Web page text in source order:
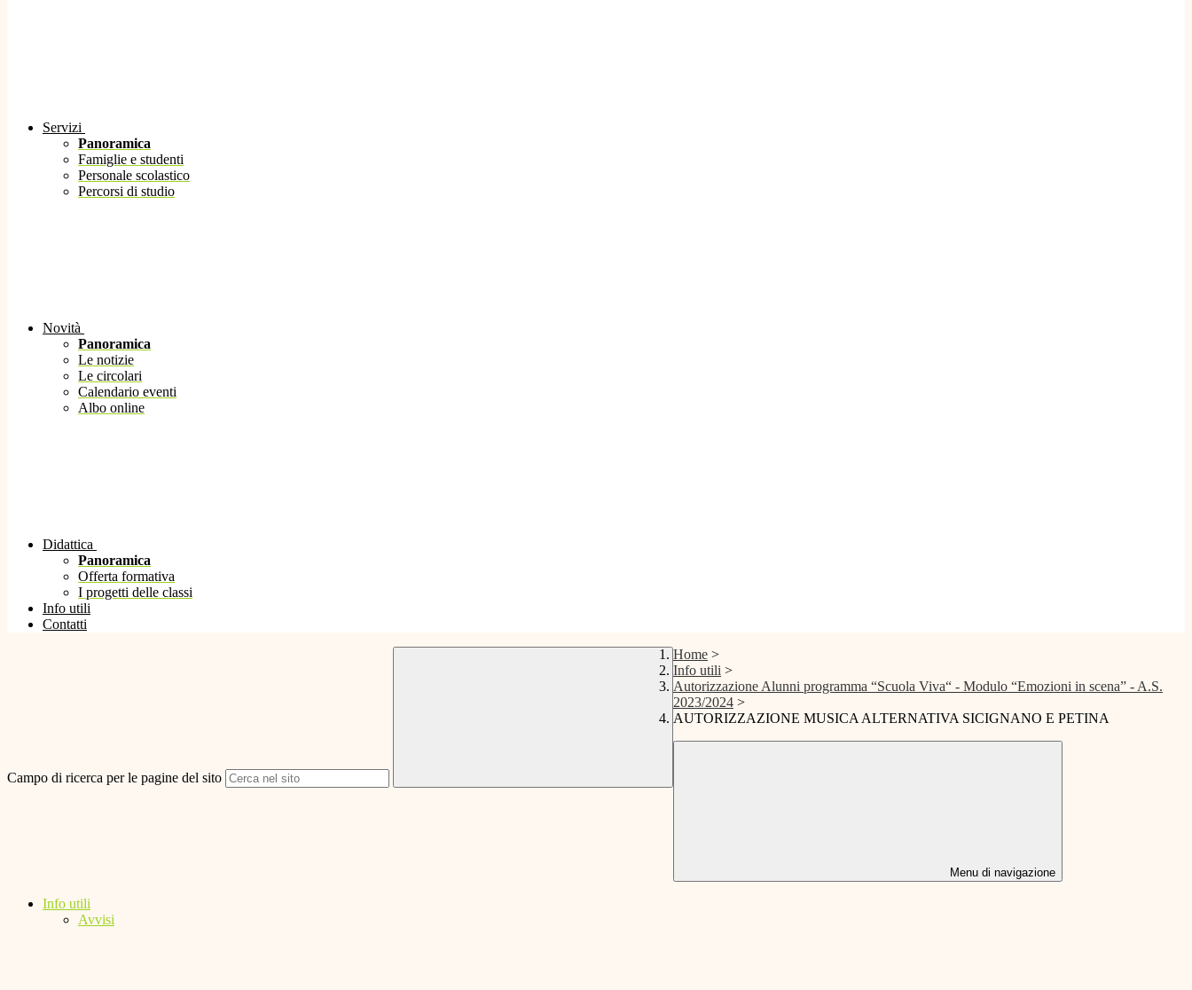
Servizi
Panoramica
Famiglie e studenti
Personale scolastico
Percorsi di studio
Novità
Panoramica
Le notizie
Le circolari
Calendario eventi
Albo online
Didattica
Panoramica
Offerta formativa
I progetti delle classi
Info utili
Contatti
Campo di ricerca per le pagine del sito
Home >
Info utili >
Autorizzazione Alunni programma “Scuola Viva“ - Modulo “Emozioni in scena” - A.S.
2023/2024 >
AUTORIZZAZIONE MUSICA ALTERNATIVA SICIGNANO E PETINA
Menu di navigazione
Info utili
Avvisi